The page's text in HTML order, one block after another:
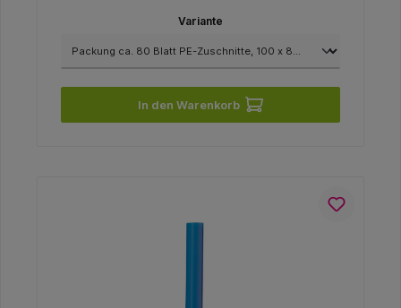
Variante
In den Warenkorb